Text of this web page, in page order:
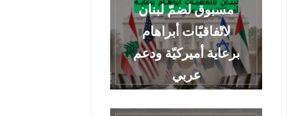
مسبوق لضمّ لبنان
لاتّفاقيّات أبراهام
برعاية أميركيّة ودعم
عربي